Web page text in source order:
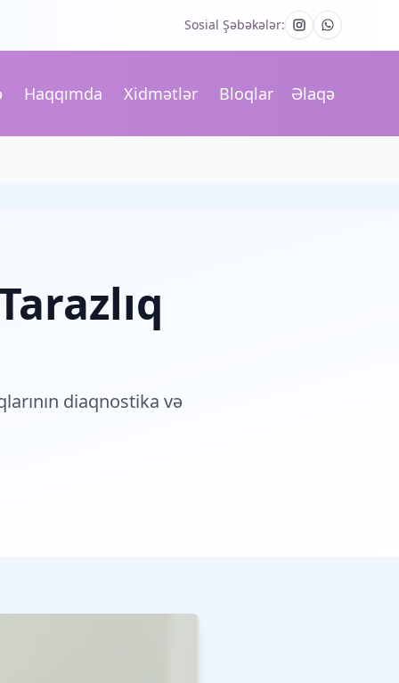
Sosial Şəbəkələr:
Haqqımda Xidmətlər Bloqlar Əlaqə
diaqnostika və